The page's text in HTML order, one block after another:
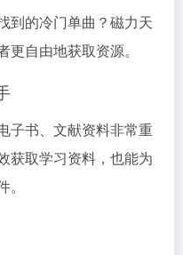
到的冷门单曲？磁力天
自由地获取资源。
子书、文献资料非常重
获取学习资料，也能为